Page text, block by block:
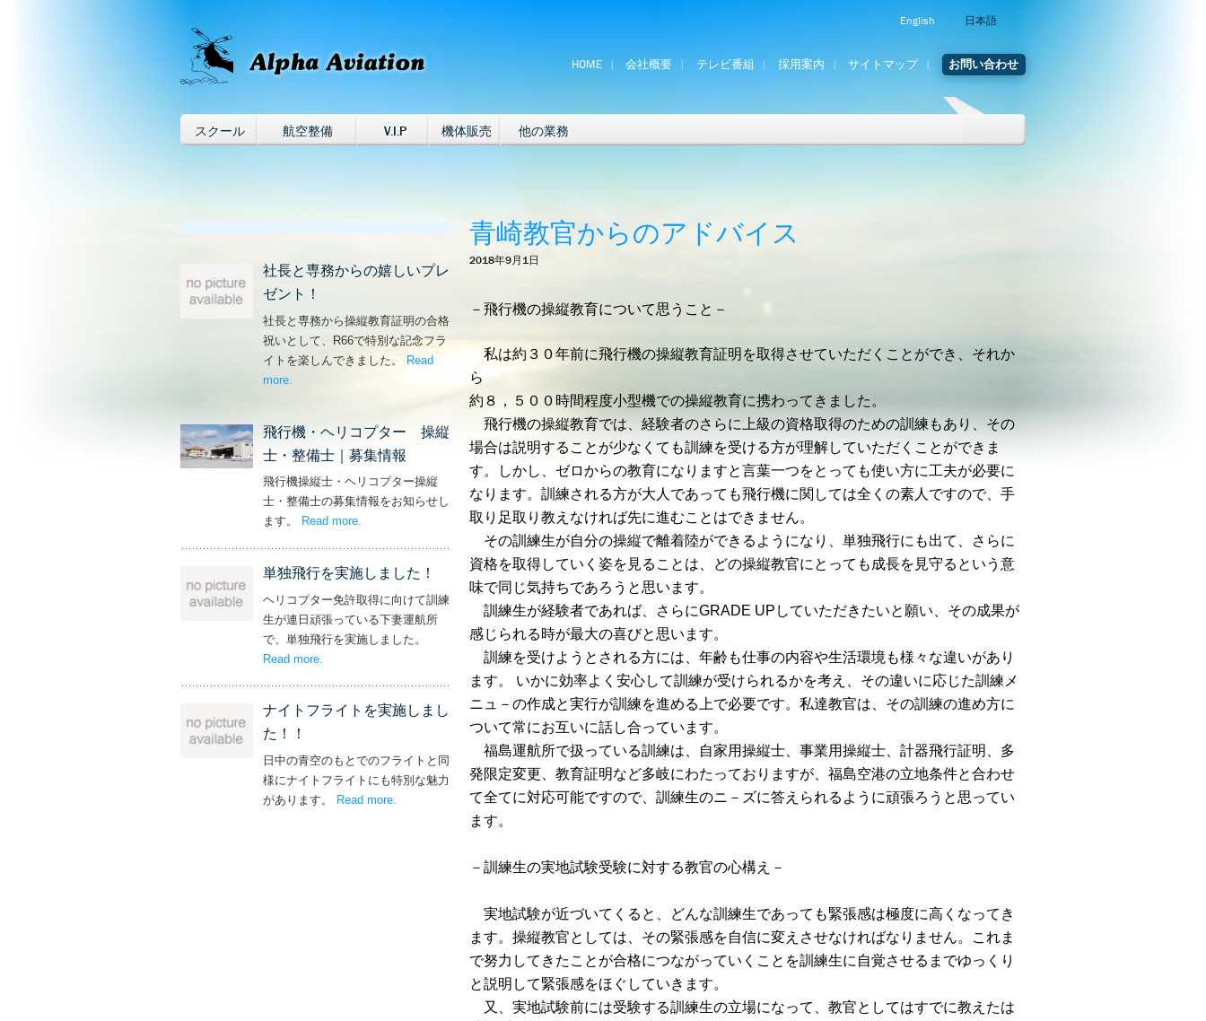
English 日本語
HOME 会社概要 テレビ番組 採用案内 サイトマップ お問い合わせ
スクール 航空整備 V.I.P 機体販売 他の業務
青崎教官からのアドバイス
2018年9月1日
－飛行機の操縦教育について思うこと－
私は約３０年前に飛行機の操縦教育証明を取得させていただくことができ、 それか
ら
約８，５００時間程度小型機での操縦教育に携わってきました。
飛行機の操縦教育では、経験者のさらに上級の資格取得のための訓練もあり、その
場合は説明することが少なくても訓練を受ける方が理解していただくことができま
す。しかし、ゼロからの教育になりますと言葉一つをとっても使い方に工夫が必要に
なります。訓練される方が大人であっても飛行機に関しては全くの素人ですので、手
取り足取り教えなければ先に進むことはできません。
その訓練生が自分の操縦で離着陸ができるようになり、単独飛行にも出て、さらに
資格を取得していく姿を見ることは、どの操縦教官にとっても成長を見守るという意
味で同じ気持ちであろうと思います。
訓練生が経験者であれば、さらにGRADE UPしていただきたいと願い、その成果が
感じられる時が最大の喜びと思います。
訓練を受けようとされる方には、年齢も仕事の内容や生活環境も様々な違いがあり
ます。 いかに効率よく安心して訓練が受けられるかを考え、その違いに応じた訓練メ
ニュ－の作成と実行が訓練を進める上で必要です。私達教官は、その訓練の進め方に
ついて常にお互いに話し合っています。
福島運航所で扱っている訓練は、自家用操縦士、事業用操縦士、計器飛行証明、多
発限定変更、教育証明など多岐にわたっておりますが、福島空港の立地条件と合わせ
て全てに対応可能ですので、訓練生のニ－ズに答えられるように頑張ろうと思ってい
ます。
－訓練生の実地試験受験に対する教官の心構え－
実地試験が近づいてくると、どんな訓練生であっても緊張感は極度に高くなってき
ます。操縦教官としては、その緊張感を自信に変えさせなければなりません。これま
で努力してきたことが合格につながっていくことを訓練生に自覚させるまでゆっくり
と説明して緊張感をほぐしていきます。
又、実地試験前には受験する訓練生の立場になって、教官としてはすでに教えたは
社長と専務からの嬉しいプレ
ゼント！
社長と専務から操縦教育証明の合格
祝いとして、R66で特別な記念フラ
イトを楽しんできました。
Read
more – ‘社長と専務からの嬉しいプレゼント！’
飛行機・ヘリコプター 操縦
士・整備士｜募集情報
飛行機操縦士・ヘリコプター操縦
士・整備士の募集情報をお知らせし
ます。
Read more– ‘飛行機・ヘリコプター 操縦士・整備士｜募集情報’
.
単独飛行を実施しました！
ヘリコプター免許取得に向けて訓練
生が連日頑張っている下妻運航所
で、単独飛行を実施しました。
Read more
ナイトフライトを実施しまし
た！！
日中の青空のもとでのフライトと同
様にナイトフライトにも特別な魅力
があります。
Read more– ‘ナイトフライトを実施しました！！’
.